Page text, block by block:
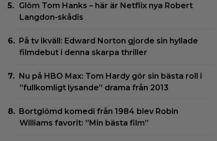
Glöm Tom Hanks – här är Netflix nya Robert
Langdon-skådis
På tv ikväll: Edward Norton gjorde sin hyllade
filmdebut i denna skarpa thriller
Nu på HBO Max: Tom Hardy gör sin bästa roll i
”fullkomligt lysande” drama från 2013
Bortglömd komedi från 1984 blev Robin
Williams favorit: ”Min bästa film”